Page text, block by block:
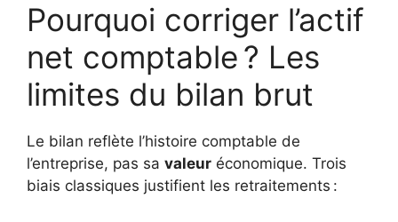
Pourquoi corriger l’actif
net comptable ? Les
limites du bilan brut
Le bilan reflète l’histoire comptable de
l’entreprise, pas sa valeur économique. Trois
biais classiques justifient les retraitements :